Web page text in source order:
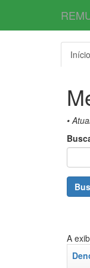
Início
•
A